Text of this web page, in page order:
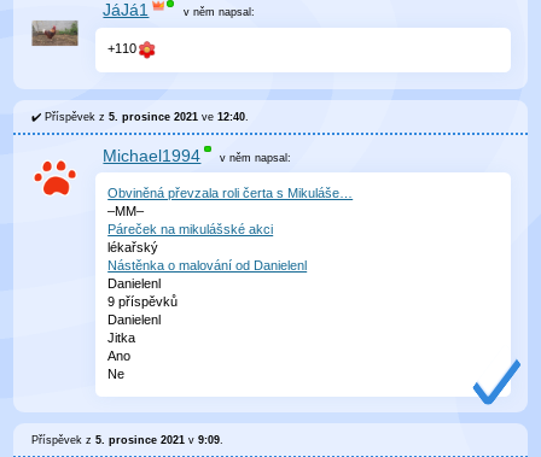
JáJá1 v něm napsal:
+110
Příspěvek z5. prosince 2021 ve12:40
Michael1994 v němnapsal:
Obviněná převzala roli čerta s Mikuláše…
–MM–
Páreček na mikulášské akci
lékařský
Nástěnka o malování od Danielenl
Danielenl
9 příspěvků
Danielenl
Jitka
Ano
Ne
Příspěvek z5. prosince 2021 v9:09.